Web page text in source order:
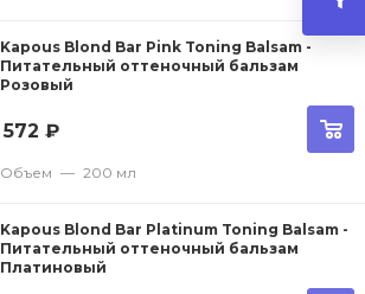
Kapous Blond Bar Pink Toning Balsam -
Питательный оттеночный бальзам
Розовый
572 ₽
Объем — 200 мл
Kapous Blond Bar Platinum Toning Balsam -
Питательный оттеночный бальзам
Платиновый